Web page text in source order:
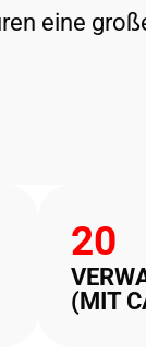
eine
(MIT
20